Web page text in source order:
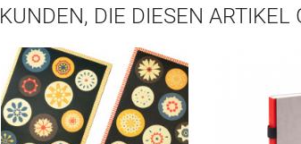
KUNDEN, DIE DIESEN